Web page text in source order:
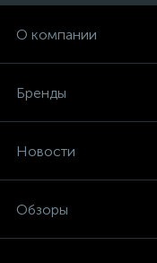
О компании
Бренды
Новости
Обзоры